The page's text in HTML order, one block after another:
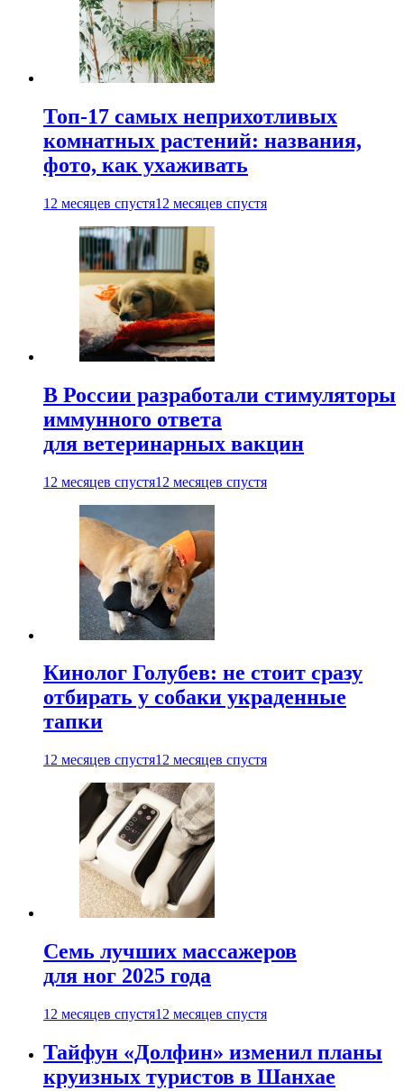
Топ-17 самых неприхотливых
комнатных растений: названия,
фото, как ухаживать
12 месяцев спустя12 месяцев спустя
В России разработали стимуляторы
иммунного ответа
для ветеринарных вакцин
12 месяцев спустя12 месяцев спустя
Кинолог Голубев: не стоит сразу
отбирать у собаки украденные
тапки
12 месяцев спустя12 месяцев спустя
Семь лучших массажеров
для ног 2025 года
12 месяцев спустя12 месяцев спустя
Тайфун «Долфин» изменил планы
круизных туристов в Шанхае